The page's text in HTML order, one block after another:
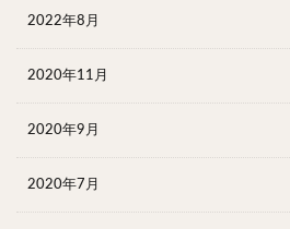
2022年8月
2020年11月
2020年9月
2020年7月